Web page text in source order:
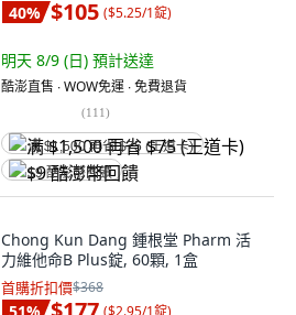
40% $105 ($5.25/1錠)
明天 8/9 (日) 預計送達
酷澎直售 ∙ WOW免運 ∙ 免費退貨
(111)
满 $1,500 再省 $75 (王道卡)
$9 酷澎幣回饋
Chong Kun Dang 鍾根堂 Pharm 活
力維他命B Plus錠, 60顆, 1盒
首購折扣價$368
($2.95/1錠)